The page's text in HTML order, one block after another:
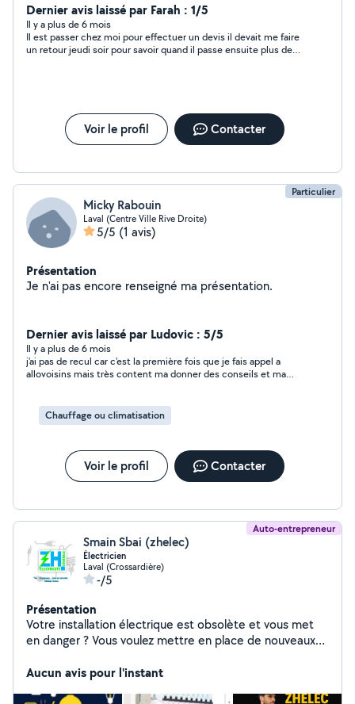
Dernier avis laissé par Farah : 1/5
Il y a plus de 6 mois
Il est passer chez moi pour effectuer un devis il devait me faire
un retour jeudi soir pour savoir quand il passe ensuite plus de
Voir le profil Contacter
Particulier
Micky Rabouin
Laval (Centre Ville Rive Droite)
5/5 (1 avis)
Présentation
Je n'ai pas encore renseigné ma présentation.
Dernier avis laissé par Ludovic : 5/5
Il y a plus de 6 mois
j'ai pas de recul car c'est la première fois que je fais appel a
allovoisins mais très content ma donner des conseils et ma
Chauffage ou climatisation
Voir le profil Contacter
Auto-entrepreneur
Smain Sbai (zhelec)
Électricien
Laval (Crossardière)
-/5
Présentation
Votre installation électrique est obsolète et vous met
en danger ? Vous voulez mettre en place de nouveaux
confort ? Vous rénovez votre cuisine et vous devez avoir
Aucun avis pour l'instant